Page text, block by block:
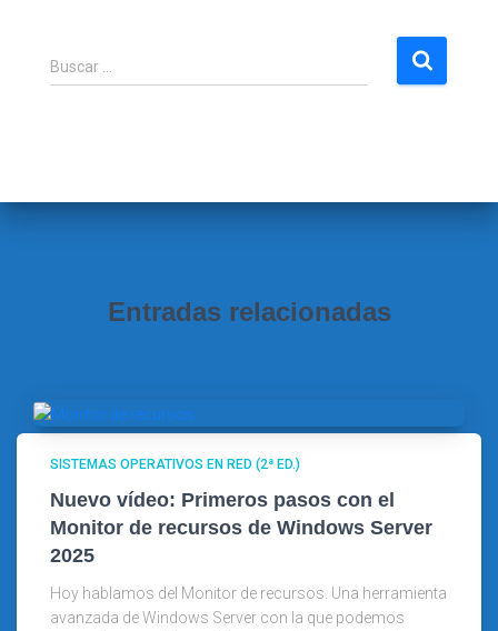
B
u
:
Buscar …
Entradas relacionadas
SISTEMAS OPERATIVOS EN RED (2ª ED.)
Nuevo vídeo: Primeros pasos con el
Monitor de recursos de Windows Server
2025
Hoy hablamos del Monitor de recursos. Una herramienta
avanzada de Windows Server con la que podemos